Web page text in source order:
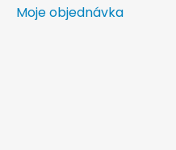
Moje objednávka